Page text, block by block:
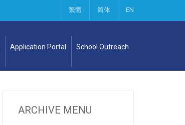
繁體 简体 EN
Application Portal School Outreach
ARCHIVE MENU